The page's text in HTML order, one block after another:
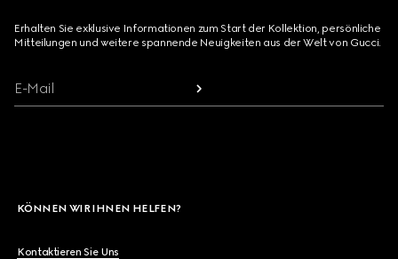
Erhalten Sie exklusive Informationen zum Start der Kollektion, persönliche
Mitteilungen und weitere spannende Neuigkeiten aus der Welt von Gucci.
E-Mail
KÖNNEN WIR IHNEN HELFEN?
Kontaktieren Sie Uns